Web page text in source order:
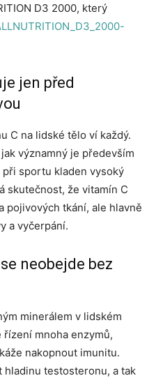
D3 2000, který
jen před
C na lidské tělo ví každý.
významný je především
sportu kladen vysoký
skutečnost, že vitamín C
pojivových tkání, ale hlavně
a vyčerpání.
neobejde bez
minerálem v lidském
mnoha enzymů,
nakopnout imunitu.
testosteronu, a tak